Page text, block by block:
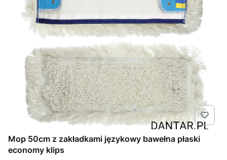
Mop 50cm z zakładkami językowy bawełna płaski
economy klips